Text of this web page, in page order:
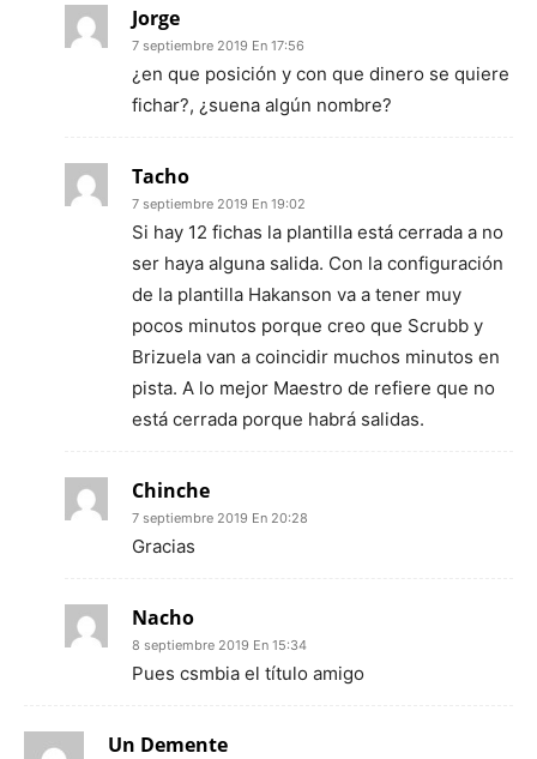
Jorge
7 septiembre 2019 En 17:56
¿en que posición y con que dinero se quiere
fichar?, ¿suena algún nombre?
Tacho
7 septiembre 2019 En 19:02
Si hay 12 fichas la plantilla está cerrada a no
ser haya alguna salida. Con la configuración
de la plantilla Hakanson va a tener muy
pocos minutos porque creo que Scrubb y
Brizuela van a coincidir muchos minutos en
pista. A lo mejor Maestro de refiere que no
está cerrada porque habrá salidas.
Chinche
7 septiembre 2019 En 20:28
Gracias
Nacho
8 septiembre 2019 En 15:34
Pues csmbia el título amigo
Un Demente